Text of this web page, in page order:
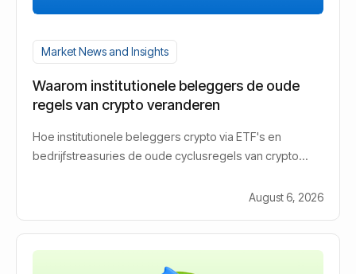
Market News and Insights
Waarom institutionele beleggers de oude
regels van crypto veranderen
Hoe institutionele beleggers crypto via ETF's en
bedrijfstreasuries de oude cyclusregels van crypto
August 6, 2026